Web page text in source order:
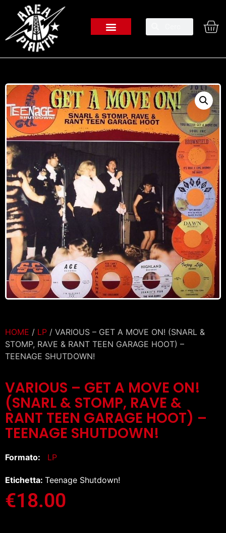
HOME / LP / VARIOUS – GET A MOVE ON! (SNARL &
STOMP, RAVE & RANT TEEN GARAGE HOOT) –
TEENAGE SHUTDOWN!
VARIOUS – GET A MOVE ON!
(SNARL & STOMP, RAVE &
RANT TEEN GARAGE HOOT) –
TEENAGE SHUTDOWN!
Formato: LP
Etichetta: Teenage Shutdown!
€18.00